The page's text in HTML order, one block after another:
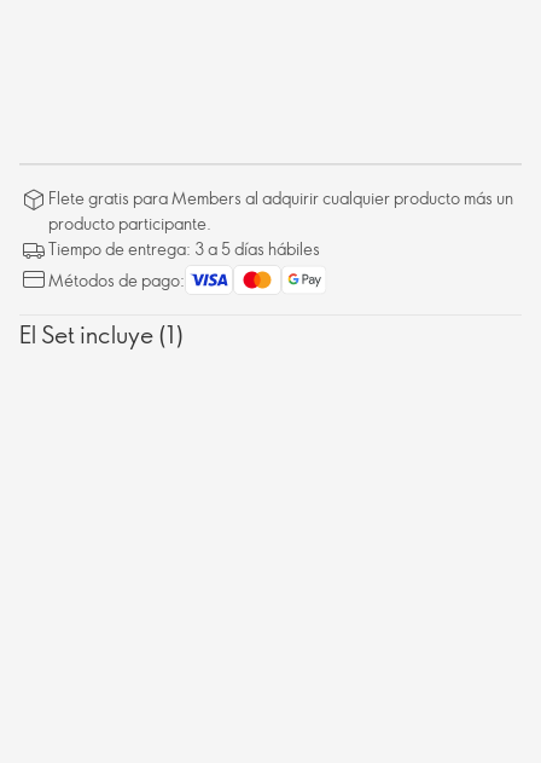
Flete gratis para Members al adquirir cualquier producto más un
producto participante.
Tiempo de entrega: 3 a 5 días hábiles
Métodos de pago:
El Set incluye (1)